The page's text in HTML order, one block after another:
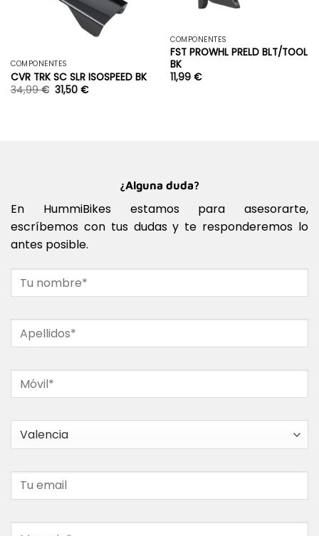
COMPONENTES
CVR TRK SC SLR ISOSPEED BK
34,99€ 31,50€
COMPONENTES
FST PROWHL PRELD BLT/TOOL
BK
11,99 €
¿Alguna duda?
En HummiBikes estamos para asesorarte,
escríbemos con tus dudas y te responderemos lo
antes posible.